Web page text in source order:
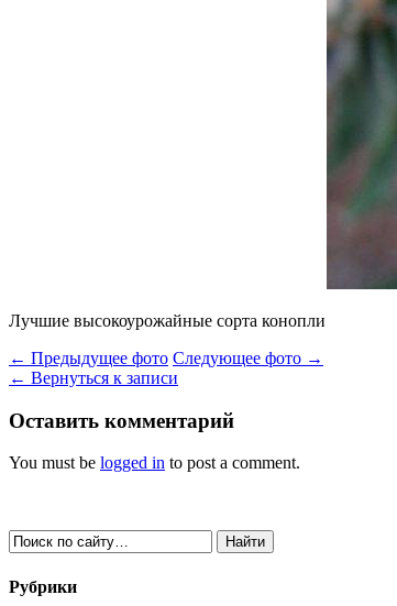
Лучшие высокоурожайные сорта конопли
← Предыдущее фото Следующее фото →
← Вернуться к записи
Оставить комментарий
You must be logged in to post a comment.
Рубрики